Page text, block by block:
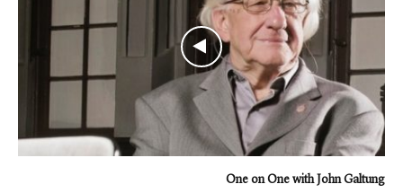
One on One with John Galtung